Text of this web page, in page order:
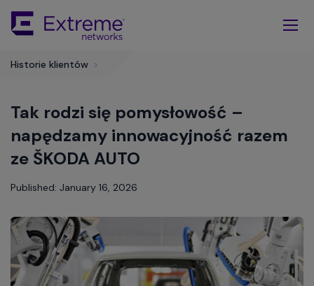
Main
Historie klientów >
Tak rodzi się pomysłowość –
napędzamy innowacyjność razem
ze ŠKODA AUTO
Published: January 16, 2026